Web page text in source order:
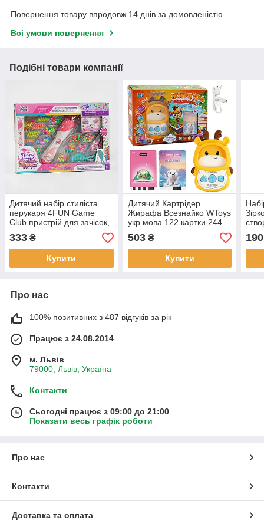
Повернення товару впродовж 14 днів за домовленістю
Всі умови повернення
Подібні товари компанії
Дитячий набір стиліста
перукаря 4FUN Game
Club пристрій для зачісок,
бісер, кліпси, пружинки
(39407)
333 ₴
Купити
Дитячий Картрідер
Жирафа Всезнайко WToys
укр мова 122 картки 244
зображення 18 тем для
навч казки пісні вірші в кор
23*17*6см
503₴
Купити
для
190
Про нас
100% позитивних з 487 відгуків за рік
Працює з 24.08.2014
м. Львів
79000, Львів, Україна
Контакти
Сьогодні працює з 09:00 до 21:00
Показати весь графік роботи
Про нас
Контакти
Доставка та оплата